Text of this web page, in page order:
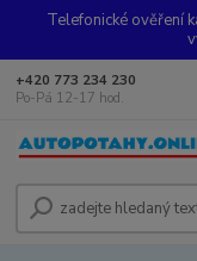
Telefonické ověření
+420 773 234 230
Po-Pá 12-17 hod.